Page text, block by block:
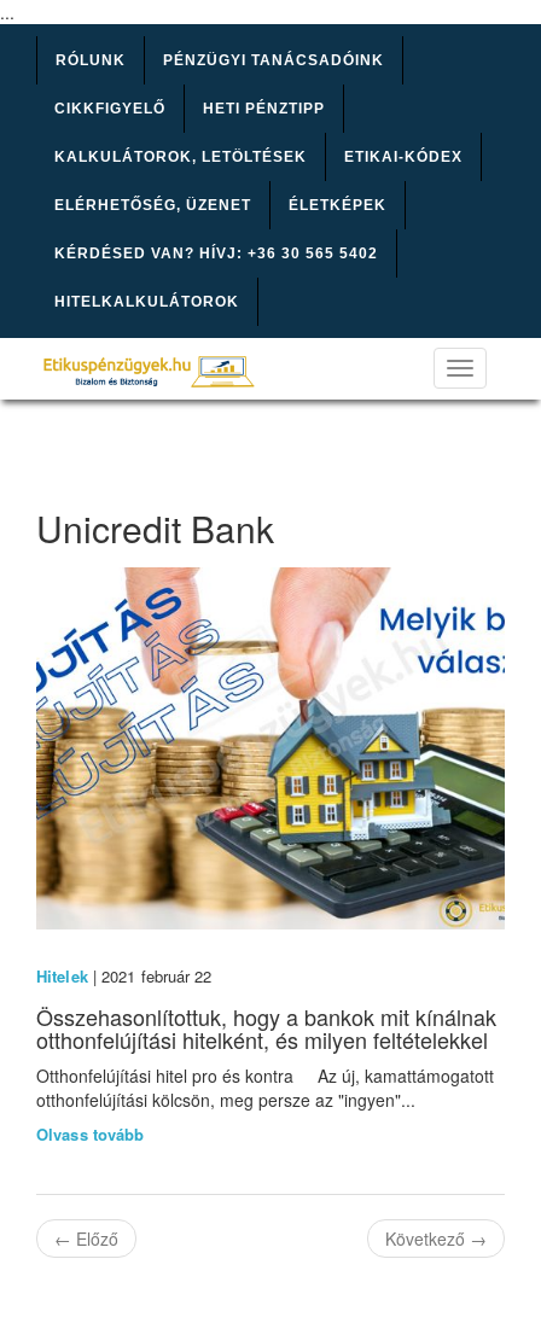
...
RÓLUNK PÉNZÜGYI TANÁCSADÓINK
CIKKFIGYELŐ HETI PÉNZTIPP
KALKULÁTOROK, LETÖLTÉSEK ETIKAI-KÓDEX
ELÉRHETŐSÉG, ÜZENET ÉLETKÉPEK
KÉRDÉSED VAN? HÍVJ: +36 30 565 5402
HITELKALKULÁTOROK
Toggle
navigation
Unicredit Bank
Hitelek| 2021 február 22
Összehasonlítottuk, hogy a bankok mit kínálnak
otthonfelújítási hitelként, és milyen feltételekkel
Otthonfelújítási hitel pro és kontra Az új, kamattámogatott
otthonfelújítási kölcsön, meg persze az "ingyen"...
Olvass tovább
← Előző Következő →